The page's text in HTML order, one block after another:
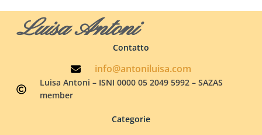
Luisa Antoni
Contatto
info@antoniluisa.com
Luisa Antoni – ISNI 0000 05 2049 5992 – SAZAS
member
Categorie